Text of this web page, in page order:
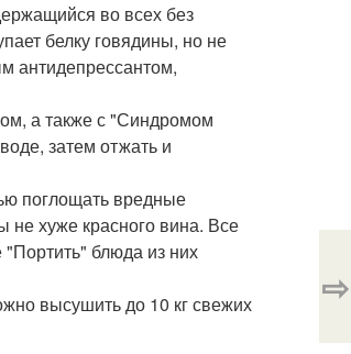
во всех без
белку говядины, но не
антидепрессантом,
а также с "Синдромом
затем отжать и
поглощать вредные
хуже красного вина. Все
блюда из них
высушить до 10 кг свежих
⇨